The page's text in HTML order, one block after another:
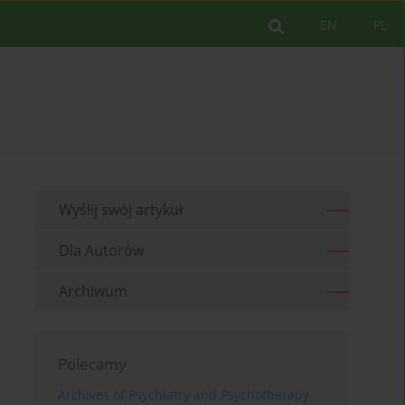
PL
EN
Wyślij swój artykuł
Dla Autorów
Archiwum
Polecamy
Archives of Psychiatry and Psychotherapy